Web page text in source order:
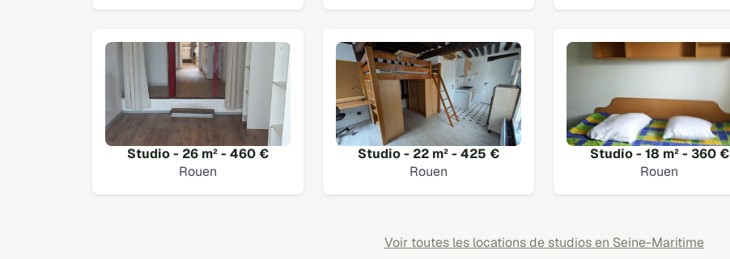
Studio - 26 m² - 460 €
Rouen
Studio - 22 m² - 425 €
Rouen
Studio - 18 m² - 360 €
Rouen
Voir toutes les locations de studios en Seine-Maritime